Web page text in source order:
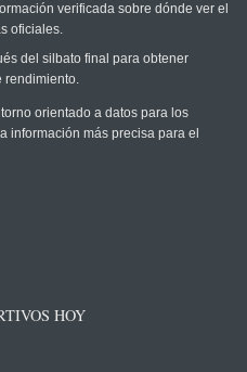
verificada sobre dónde ver el
oficiales.
del silbato final para obtener
rendimiento.
orientado a datos para los
información más precisa para el
HOY